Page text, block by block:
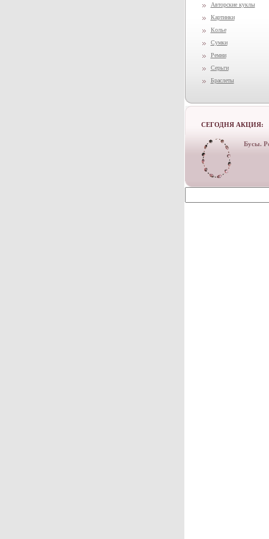
Авторские куклы
Картинки
Колье
Сумки
Ремни
Серьги
Браслеты
СЕГОДНЯ АКЦИЯ:
Бусы.